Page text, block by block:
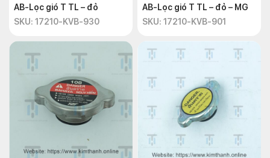
AB-Lọc gió T TL – đỏ
SKU: 17210-KVB-930
AB-Lọc gió T TL – đỏ – MG
SKU: 17210-KVB-901